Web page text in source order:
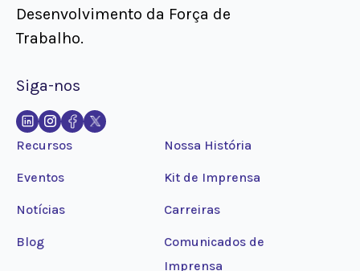
Desenvolvimento da Força de
Trabalho.
Siga-nos
Recursos
Eventos
Notícias
Blog
Nossa História
Kit de Imprensa
Carreiras
Comunicados de
Imprensa